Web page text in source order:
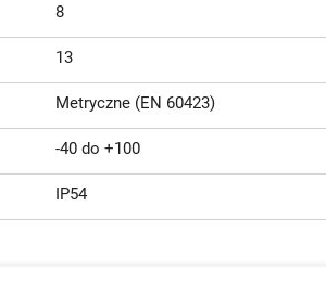
8
13
Metryczne (EN 60423)
-40 do +100
IP54